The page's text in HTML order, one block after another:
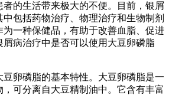
的生活带来极大的不便。目前，银屑
包括药物治疗、物理治疗和生物制剂
一种保健品，有助于改善血脂、促进
病治疗中是否可以使用大豆卵磷脂
卵磷脂的基本特性。大豆卵磷脂是一
可分离自大豆精制油中。它含有丰富